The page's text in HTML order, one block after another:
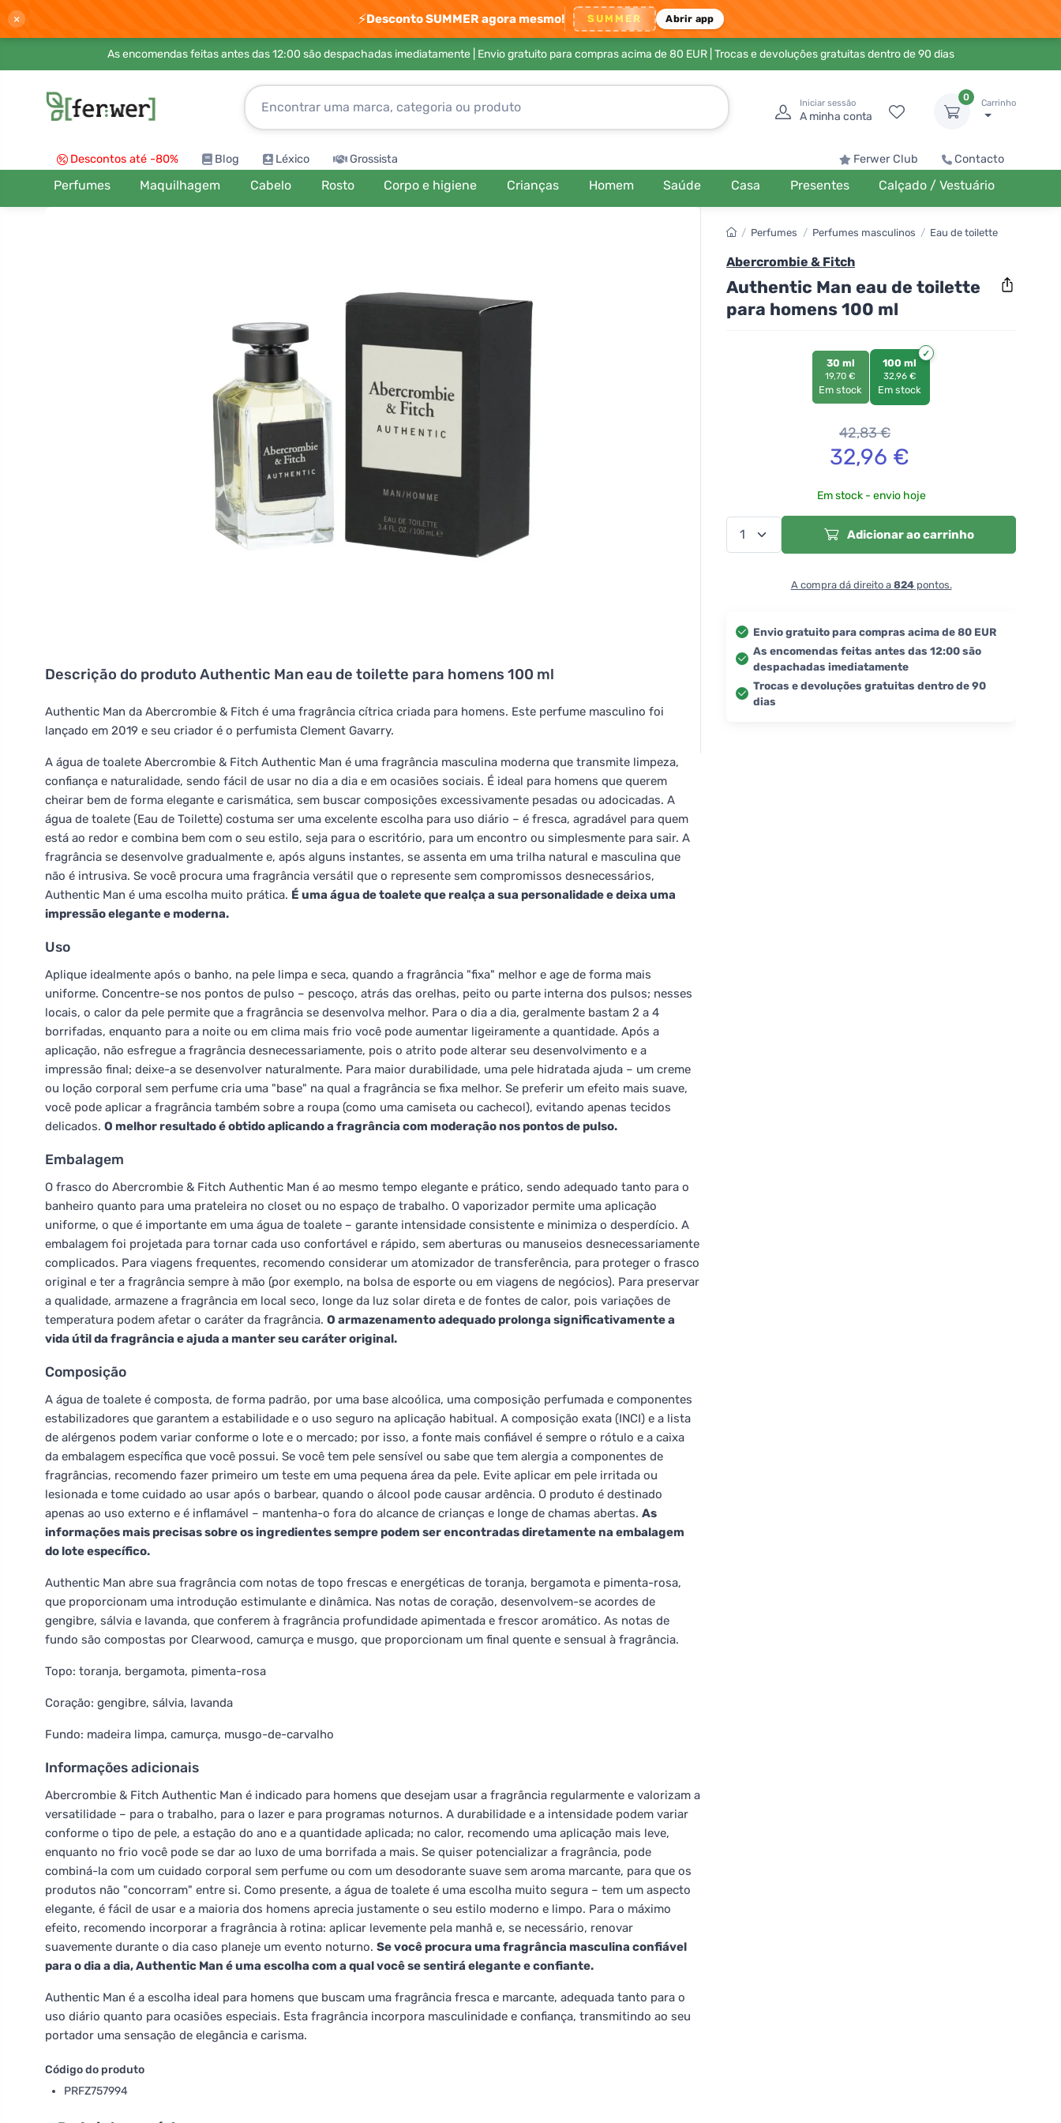
× ⚡Desconto SUMMER agora mesmo! SUMMER Abrir app
As encomendas feitas antes das 12:00 são despachadas imediatamente | Envio gratuito para compras acima de 80 EUR| Trocas e devoluções gratuitas dentro de 90 dias
Iniciar sessão
A minha conta
0
Carrinho
Descontos até -80% Blog Léxico Grossista Ferwer Club Contacto
Perfumes Maquilhagem Cabelo Rosto Corpo e higiene Crianças Homem Saúde Casa Presentes Calçado / Vestuário
Descrição do produto Authentic Man eau de toilette para homens 100 ml
Authentic Man da Abercrombie & Fitch é uma fragrância cítrica criada para homens. Este perfume masculino foi
lançado em 2019 e seu criador é o perfumista Clement Gavarry.
A água de toalete Abercrombie & Fitch Authentic Man é uma fragrância masculina moderna que transmite limpeza,
confiança e naturalidade, sendo fácil de usar no dia a dia e em ocasiões sociais. É ideal para homens que querem
cheirar bem de forma elegante e carismática, sem buscar composições excessivamente pesadas ou adocicadas. A
água de toalete (Eau de Toilette) costuma ser uma excelente escolha para uso diário – é fresca, agradável para quem
está ao redor e combina bem com o seu estilo, seja para o escritório, para um encontro ou simplesmente para sair. A
fragrância se desenvolve gradualmente e, após alguns instantes, se assenta em uma trilha natural e masculina que
não é intrusiva. Se você procura uma fragrância versátil que o represente sem compromissos desnecessários,
Authentic Man é uma escolha muito prática. É uma água de toalete que realça a sua personalidade e deixa uma
impressão elegante e moderna.
Uso
Aplique idealmente após o banho, na pele limpa e seca, quando a fragrância "fixa" melhor e age de forma mais
uniforme. Concentre-se nos pontos de pulso – pescoço, atrás das orelhas, peito ou parte interna dos pulsos; nesses
locais, o calor da pele permite que a fragrância se desenvolva melhor. Para o dia a dia, geralmente bastam 2 a 4
borrifadas, enquanto para a noite ou em clima mais frio você pode aumentar ligeiramente a quantidade. Após a
aplicação, não esfregue a fragrância desnecessariamente, pois o atrito pode alterar seu desenvolvimento e a
impressão final; deixe-a se desenvolver naturalmente. Para maior durabilidade, uma pele hidratada ajuda – um creme
ou loção corporal sem perfume cria uma "base" na qual a fragrância se fixa melhor. Se preferir um efeito mais suave,
você pode aplicar a fragrância também sobre a roupa (como uma camiseta ou cachecol), evitando apenas tecidos
delicados. O melhor resultado é obtido aplicando a fragrância com moderação nos pontos de pulso.
Embalagem
O frasco do Abercrombie & Fitch Authentic Man é ao mesmo tempo elegante e prático, sendo adequado tanto para o
banheiro quanto para uma prateleira no closet ou no espaço de trabalho. O vaporizador permite uma aplicação
uniforme, o que é importante em uma água de toalete – garante intensidade consistente e minimiza o desperdício. A
embalagem foi projetada para tornar cada uso confortável e rápido, sem aberturas ou manuseios desnecessariamente
complicados. Para viagens frequentes, recomendo considerar um atomizador de transferência, para proteger o frasco
original e ter a fragrância sempre à mão (por exemplo, na bolsa de esporte ou em viagens de negócios). Para preservar
a qualidade, armazene a fragrância em local seco, longe da luz solar direta e de fontes de calor, pois variações de
temperatura podem afetar o caráter da fragrância. O armazenamento adequado prolonga significativamente a
vida útil da fragrância e ajuda a manter seu caráter original.
Composição
A água de toalete é composta, de forma padrão, por uma base alcoólica, uma composição perfumada e componentes
estabilizadores que garantem a estabilidade e o uso seguro na aplicação habitual. A composição exata (INCI) e a lista
de alérgenos podem variar conforme o lote e o mercado; por isso, a fonte mais confiável é sempre o rótulo e a caixa
da embalagem específica que você possui. Se você tem pele sensível ou sabe que tem alergia a componentes de
fragrâncias, recomendo fazer primeiro um teste em uma pequena área da pele. Evite aplicar em pele irritada ou
lesionada e tome cuidado ao usar após o barbear, quando o álcool pode causar ardência. O produto é destinado
apenas ao uso externo e é inflamável – mantenha-o fora do alcance de crianças e longe de chamas abertas. As
informações mais precisas sobre os ingredientes sempre podem ser encontradas diretamente na embalagem
do lote específico.
Authentic Man abre sua fragrância com notas de topo frescas e energéticas de toranja, bergamota e pimenta-rosa,
que proporcionam uma introdução estimulante e dinâmica. Nas notas de coração, desenvolvem-se acordes de
gengibre, sálvia e lavanda, que conferem à fragrância profundidade apimentada e frescor aromático. As notas de
fundo são compostas por Clearwood, camurça e musgo, que proporcionam um final quente e sensual à fragrância.
Topo: toranja, bergamota, pimenta-rosa
Coração: gengibre, sálvia, lavanda
Fundo: madeira limpa, camurça, musgo-de-carvalho
Informações adicionais
Abercrombie & Fitch Authentic Man é indicado para homens que desejam usar a fragrância regularmente e valorizam a
versatilidade – para o trabalho, para o lazer e para programas noturnos. A durabilidade e a intensidade podem variar
conforme o tipo de pele, a estação do ano e a quantidade aplicada; no calor, recomendo uma aplicação mais leve,
enquanto no frio você pode se dar ao luxo de uma borrifada a mais. Se quiser potencializar a fragrância, pode
combiná-la com um cuidado corporal sem perfume ou com um desodorante suave sem aroma marcante, para que os
produtos não "concorram" entre si. Como presente, a água de toalete é uma escolha muito segura – tem um aspecto
elegante, é fácil de usar e a maioria dos homens aprecia justamente o seu estilo moderno e limpo. Para o máximo
efeito, recomendo incorporar a fragrância à rotina: aplicar levemente pela manhã e, se necessário, renovar
suavemente durante o dia caso planeje um evento noturno. Se você procura uma fragrância masculina confiável
para o dia a dia, Authentic Man é uma escolha com a qual você se sentirá elegante e confiante.
Authentic Man é a escolha ideal para homens que buscam uma fragrância fresca e marcante, adequada tanto para o
uso diário quanto para ocasiões especiais. Esta fragrância incorpora masculinidade e confiança, transmitindo ao seu
portador uma sensação de elegância e carisma.
Código do produto
PRFZ757994
/ Perfumes / Perfumes masculinos / Eau de toilette
Abercrombie & Fitch
Authentic Man eau de toilette
para homens 100 ml
30 ml
19,70 €
Em stock
100 ml
32,96 €
Em stock
42,83€
32,96 €
Em stock - envio hoje
Adicionar ao carrinho
A compra dá direito a 824pontos.
Envio gratuito para compras acima de 80 EUR
As encomendas feitas antes das 12:00 são
despachadas imediatamente
Trocas e devoluções gratuitas dentro de 90
dias